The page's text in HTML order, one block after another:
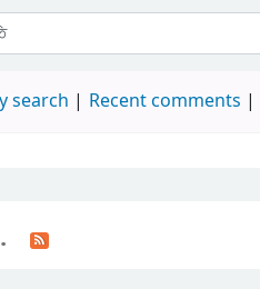
search Recent comments